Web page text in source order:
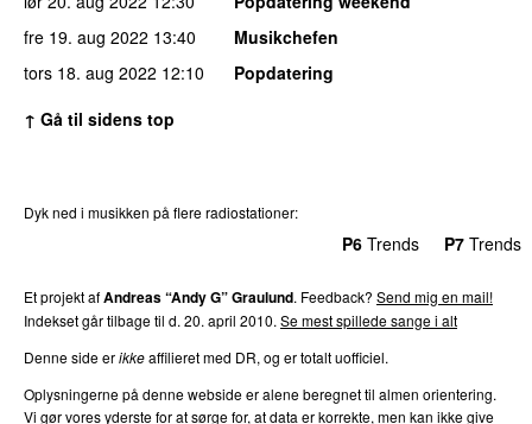
fre 19. aug 2022 13:40
Musikchefen
tors 18. aug 2022 12:10
Popdatering
↑ Gå til sidens top
Dyk ned i musikken på flere radiostationer:
P6 Trends P7 Trends
Et projekt afAndreas “Andy G” Graulund. Feedback? Send mig en mail!
Indekset går tilbage til d. 20. april 2010. Se mest spillede sange i alt
Denne side erikkeaffilieret med DR, og er totalt uofficiel.
Oplysningerne på denne webside er alene beregnet til almen orientering.
Vi gør vores yderste for at sørge for, at data er korrekte, men kan ikke give